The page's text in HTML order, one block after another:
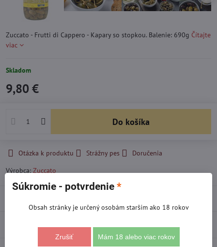
Zuccato - Frutti di Cappero - Kapary so stopkou. Balenie: 690g Čítajte
viac
Skladom
9,80 €
Do košíka
Otázka k produktu Strážny pes
Doručenia
Výrobca: Zuccato
Súkromie - potvrdenie *
Obsah stránky je určený osobám starším ako 18 rokov
Zrušiť Mám 18 alebo viac rokov